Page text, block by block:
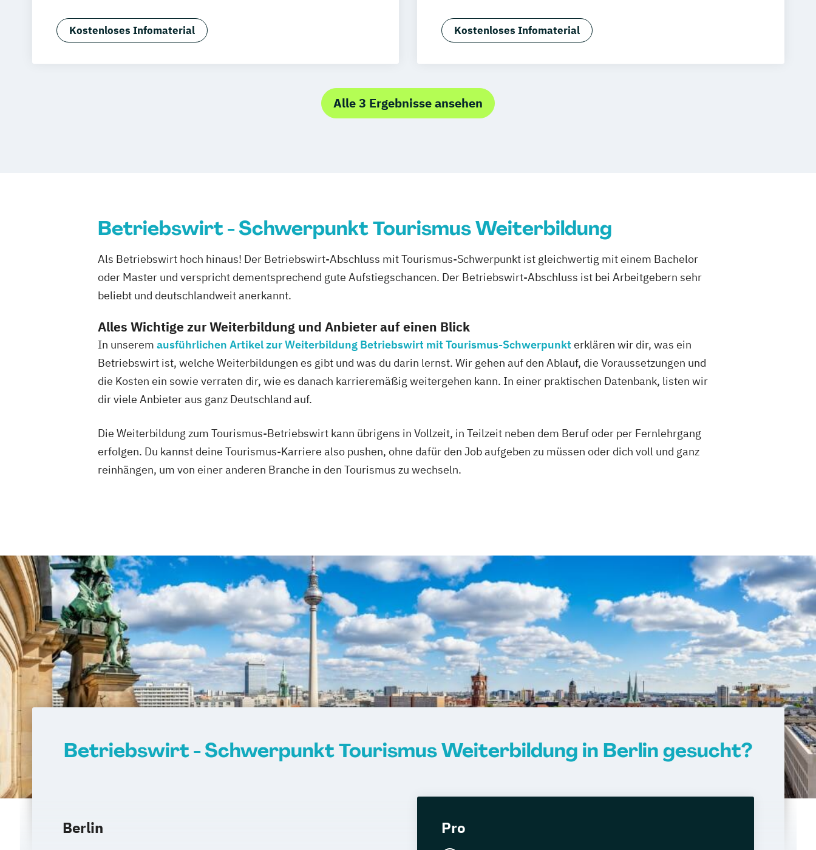
Hospitality Controlling & Hotel Asset Management
Hotel- und Tourismusmarketing
Kostenloses Infomaterial
Geprüfte:r Tourismusfachwirt:in (IHK)
Human Ressources in der Hotellerie
Tourismusbetriebswirt:in
Touristikfachkraft
Kostenloses Infomaterial
Alle 3 Ergebnisse ansehen
Betriebswirt - Schwerpunkt Tourismus Weiterbildung
Als Betriebswirt hoch hinaus! Der Betriebswirt-Abschluss mit Tourismus-Schwerpunkt ist gleichwertig mit einem Bachelor
oder Master und verspricht dementsprechend gute Aufstiegschancen. Der Betriebswirt-Abschluss ist bei Arbeitgebern sehr
beliebt und deutschlandweit anerkannt.
Alles Wichtige zur Weiterbildung und Anbieter auf einen Blick
In unserem ausführlichen Artikel zur Weiterbildung Betriebswirt mit Tourismus-Schwerpunkt erklären wir dir, was ein
Betriebswirt ist, welche Weiterbildungen es gibt und was du darin lernst. Wir gehen auf den Ablauf, die Voraussetzungen und
die Kosten ein sowie verraten dir, wie es danach karrieremäßig weitergehen kann. In einer praktischen Datenbank, listen wir
dir viele Anbieter aus ganz Deutschland auf.
Die Weiterbildung zum Tourismus-Betriebswirt kann übrigens in Vollzeit, in Teilzeit neben dem Beruf oder per Fernlehrgang
erfolgen. Du kannst deine Tourismus-Karriere also pushen, ohne dafür den Job aufgeben zu müssen oder dich voll und ganz
reinhängen, um von einer anderen Branche in den Tourismus zu wechseln.
Betriebswirt - Schwerpunkt Tourismus Weiterbildung in Berlin gesucht?
Berlin Pro